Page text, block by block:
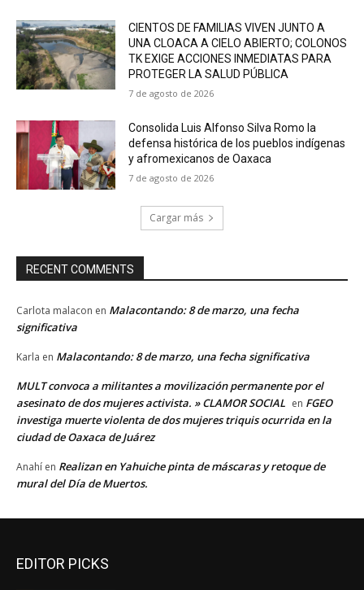
CIENTOS DE FAMILIAS VIVEN JUNTO A
UNA CLOACA A CIELO ABIERTO; COLONOS
TK EXIGE ACCIONES INMEDIATAS PARA
PROTEGER LA SALUD PÚBLICA
7 de agosto de 2026
Consolida Luis Alfonso Silva Romo la
defensa histórica de los pueblos indígenas
y afromexicanos de Oaxaca
7 de agosto de 2026
Cargar más
RECENT COMMENTS
Carlota malacon en Malacontando: 8 de marzo, una fecha
significativa
Karla en Malacontando: 8 de marzo, una fecha significativa
MULT convoca a militantes a movilización permanente por el
asesinato de dos mujeres activista. » CLAMOR SOCIAL en FGEO
investiga muerte violenta de dos mujeres triquis ocurrida en la
ciudad de Oaxaca de Juárez
Anahí en Realizan en Yahuiche pinta de máscaras y retoque de
mural del Día de Muertos.
EDITOR PICKS